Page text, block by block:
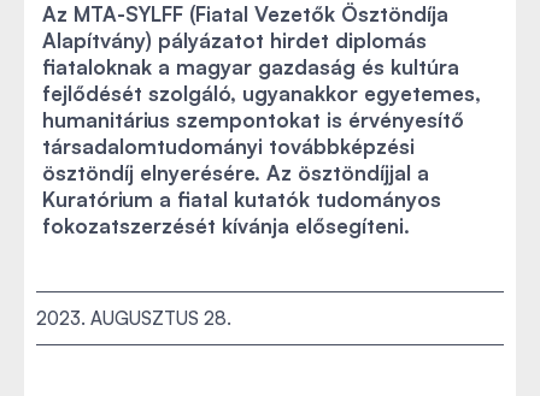
Az MTA-SYLFF (Fiatal Vezetők Ösztöndíja
Alapítvány) pályázatot hirdet diplomás
fiataloknak a magyar gazdaság és kultúra
fejlődését szolgáló, ugyanakkor egyetemes,
humanitárius szempontokat is érvényesítő
társadalomtudományi továbbképzési
ösztöndíj elnyerésére. Az ösztöndíjjal a
Kuratórium a fiatal kutatók tudományos
fokozatszerzését kívánja elősegíteni.
2023. AUGUSZTUS 28.